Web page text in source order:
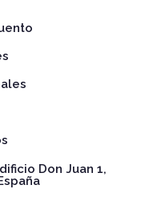
Don Juan 1,